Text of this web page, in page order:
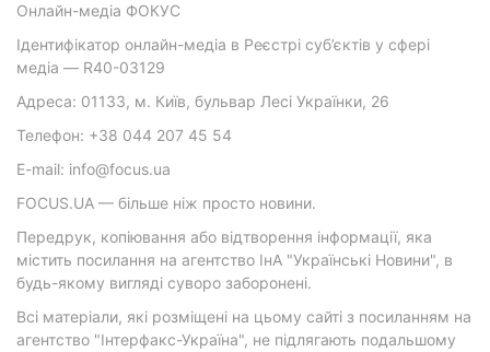
Онлайн-медіа ФОКУС
Ідентифікатор онлайн-медіа в Реєстрі суб’єктів у сфері
медіа — R40-03129
Адреса: 01133, м. Київ, бульвар Лесі Українки, 26
Телефон: +38 044 207 45 54
E-mail: info@focus.ua
FOCUS.UA — більше ніж просто новини.
Передрук, копіювання або відтворення інформації, яка
містить посилання на агентство ІнА "Українські Новини", в
будь-якому вигляді суворо заборонені.
Всі матеріали, які розміщені на цьому сайті з посиланням на
агентство "Інтерфакс-Україна", не підлягають подальшому